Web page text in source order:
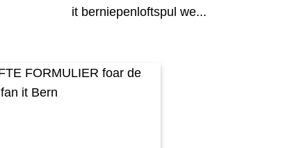
it berniepenloftspul we...